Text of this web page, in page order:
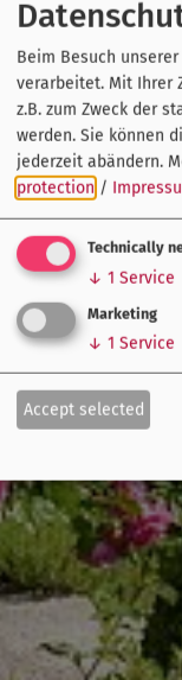
Beim Besuch
verarbeitet. Mit Ihrer
z.B. zum Zweck der
werden. Sie können
jederzeit abändern.
protection /
Technically
↓ 1 Service
Marketing
↓ 1 Service
Accept selected